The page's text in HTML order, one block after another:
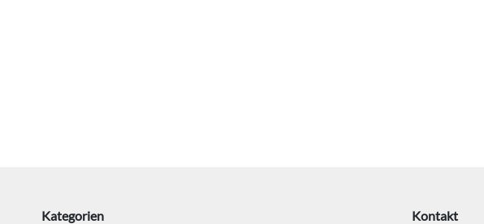
Kategorien Kontakt